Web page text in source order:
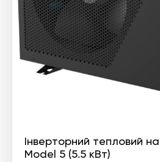
Інверторний тепловий
Model 5 (5.5 кВт)